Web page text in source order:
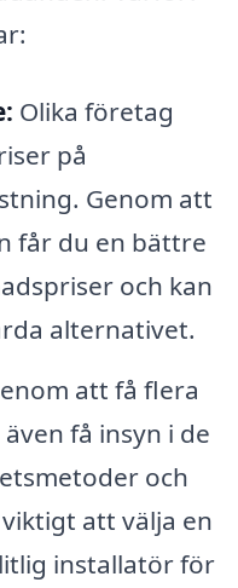
Olika företag
på
Genom att
får du en bättre
och kan
alternativet.
att få flera
få insyn i de
och
att välja en
installatör för